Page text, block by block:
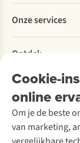
Cookie-
online
Om je de beste
van marketing,
Betalen
Levering
Retourneren
Bestelling herroepen
Garantie
Contact
Explore More
Verantwoord
Over Ayacucho
Onze winkels
Over A.S.Adventure
Onze services
Ski-onderhoud
Wasservice
Schoenonderhoud
Schoenherstelling
Kledingherstelling
Ontdek
A.S.Magazine
Podcast
Explore Academy
Explore Camp
Gear Check
Meld je aan